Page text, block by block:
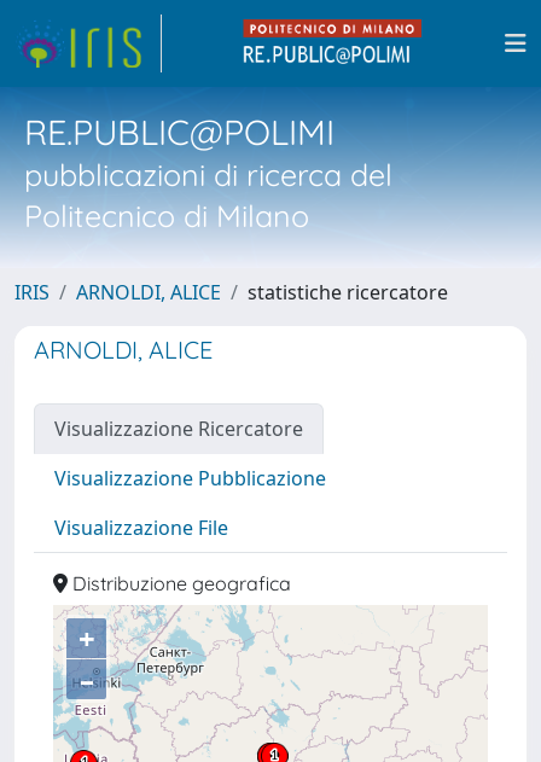
RE.PUBLIC@POLIMI
pubblicazioni di ricerca del
Politecnico di Milano
IRIS ARNOLDI, ALICE statistiche ricercatore
ARNOLDI, ALICE
Visualizzazione Ricercatore
Visualizzazione Pubblicazione
Visualizzazione File
Distribuzione geografica
+
–